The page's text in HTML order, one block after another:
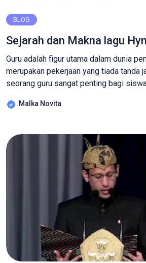
BLOG
Sejarah dan Makna lagu
Guru adalah figur utama dalam dunia
merupakan pekerjaan yang tiada tanda
seorang guru sangat penting bagi
hanya mengajarkan ilmu dasar saja,
sebab itu, sudah seharusnya kita […]
Malka Novita